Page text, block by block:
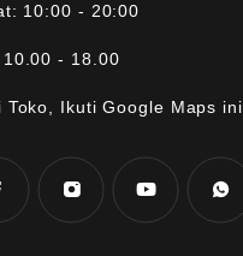
10:00 - 20:00
- 18.00
Toko, Ikuti Google Maps ini